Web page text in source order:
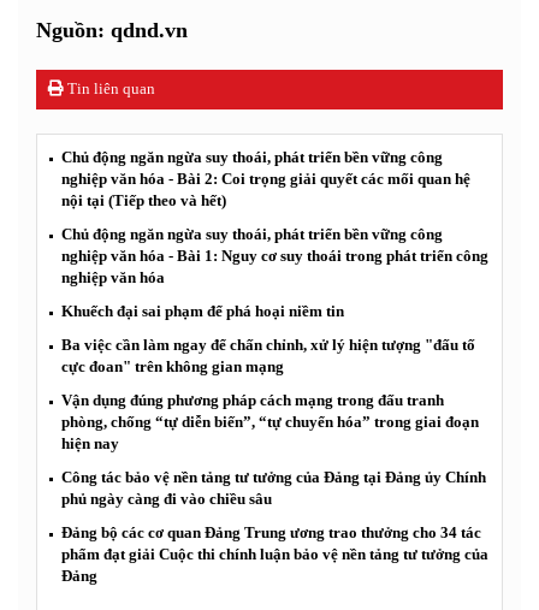
Nguồn: qdnd.vn
Tin liên quan
Chủ động ngăn ngừa suy thoái, phát triển bền vững công
nghiệp văn hóa - Bài 2: Coi trọng giải quyết các mối quan hệ
nội tại (Tiếp theo và hết)
Chủ động ngăn ngừa suy thoái, phát triển bền vững công
nghiệp văn hóa - Bài 1: Nguy cơ suy thoái trong phát triển công
nghiệp văn hóa
Khuếch đại sai phạm để phá hoại niềm tin
Ba việc cần làm ngay để chấn chỉnh, xử lý hiện tượng "đấu tố
cực đoan" trên không gian mạng
Vận dụng đúng phương pháp cách mạng trong đấu tranh
phòng, chống “tự diễn biến”, “tự chuyển hóa” trong giai đoạn
hiện nay
Công tác bảo vệ nền tảng tư tưởng của Đảng tại Đảng ủy Chính
phủ ngày càng đi vào chiều sâu
Đảng bộ các cơ quan Đảng Trung ương trao thưởng cho 34 tác
phẩm đạt giải Cuộc thi chính luận bảo vệ nền tảng tư tưởng của
Đảng